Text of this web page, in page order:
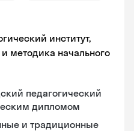
институт,
методика начального
педагогический
дипломом
и традиционные